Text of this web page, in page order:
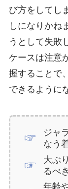
び方をしてし
しになりかね
うとして失敗
ケースは注意
握することで
できるように
ジャ
なう
大ぶ
るべ
年齢